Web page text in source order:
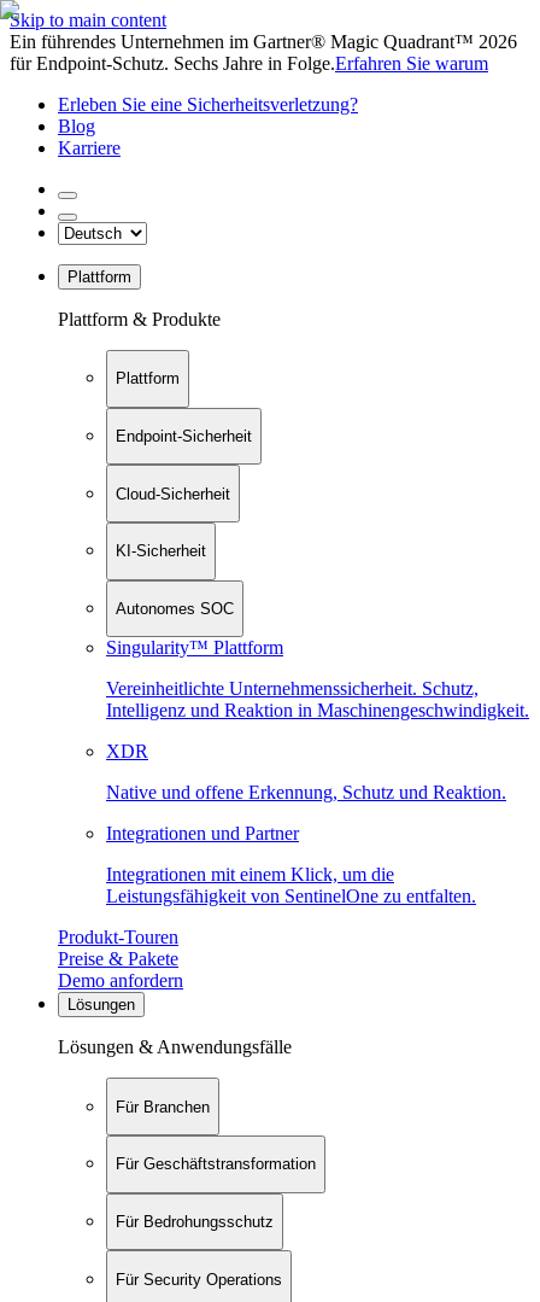
Skip to main content
Ein führendes Unternehmen im Gartner® Magic Quadrant™ 2026
für Endpoint-Schutz. Sechs Jahre in Folge.Erfahren Sie warum
Erleben Sie eine Sicherheitsverletzung?
Blog
Karriere
Plattform
Plattform & Produkte
Plattform
Endpoint-Sicherheit
Cloud-Sicherheit
KI-Sicherheit
Autonomes SOC
Singularity™ Plattform
Vereinheitlichte Unternehmenssicherheit. Schutz,
Intelligenz und Reaktion in Maschinen­geschwindigkeit.
XDR
Native und offene Erkennung, Schutz und Reaktion.
Integrationen und Partner
Integrationen mit einem Klick, um die
Leistungsfähigkeit von SentinelOne zu entfalten.
Produkt-Touren
Preise & Pakete
Demo anfordern
Lösungen
Lösungen & Anwendungsfälle
Für Branchen
Für Geschäftstransformation
Für Bedrohungsschutz
Für Security Operations